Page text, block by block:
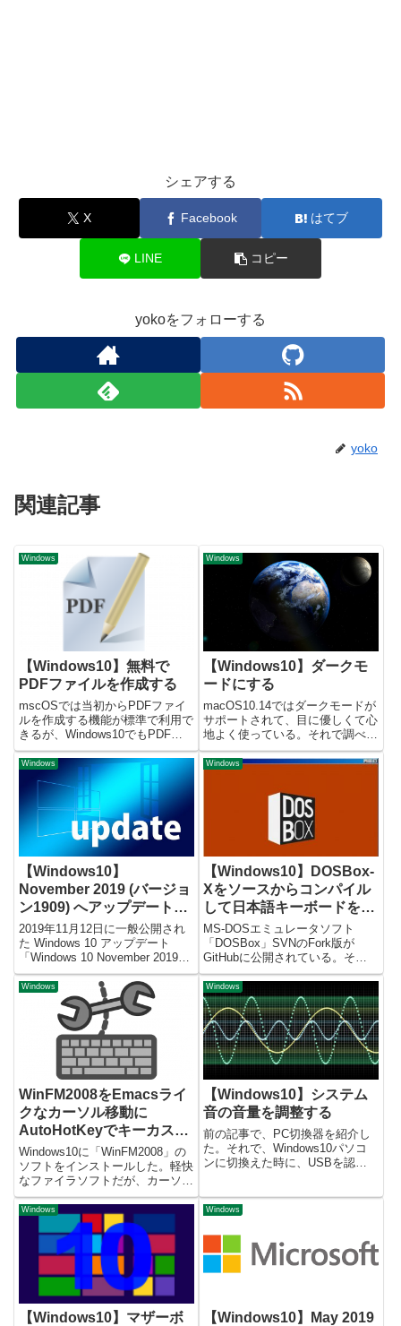
シェアする
X Facebook はてブ
LINE コピー
yokoをフォローする
yoko
関連記事
Windows
【Windows10】無料で
PDFファイルを作成する
mscOSでは当初からPDFファイ
ルを作成する機能が標準で利用で
きるが、Windows10でもPDFフ
ァイル作成する機能が標準でサポ
ートされていたので備忘録を残
す。プリンタをPDF印刷に設定下
記のように印刷設定で送信先に
「Microsoft...
Windows
【Windows10】ダークモ
ードにする
macOS10.14ではダークモードが
サポートされて、目に優しくて心
地よく使っている。それで調べて
みると、Windows10でも黒色基
調の画面に出来る事がわかったの
色設定の変更メニューバー > 設
Windows
【Windows10】
November 2019 (バージョ
ン1909) へアップデート手
順
2019年11月12日に一般公開され
た Windows 10 アップデート
「Windows 10 November 2019
Update（バージョン 1909）」
へ、アップデートしたので備忘録
を残す。アップグレード手順今回
のアップグレード...
Windows
【Windows10】DOSBox-
Xをソースからコンパイル
して日本語キーボードを使
う
MS-DOSエミュレータソフト
「DOSBox」SVNのFork版が
GitHubに公開されている。それ
をWindows10(64bit)上でコンパイ
ルして日本語キーボードが使える
ようにしたので備忘録を残す。コ
ンパイル環境の準備コンパイル
は、m...
Windows
WinFM2008をEmacsライ
クなカーソル移動に
AutoHotKeyでキーカスタ
マイズ
Windows10に「WinFM2008」の
ソフトをインストールした。軽快
なファイラソフトだが、カーソル
移動もEmacsライクなキー操作
にしたい。だが、WinFM2008に
装備のキーカスタマイズ機能で
は、カーソル移動はカスタマイズ
できなかっ...
Windows
【Windows10】システム
音の音量を調整する
前の記事で、PC切換器を紹介し
た。それで、Windows10パソコ
ンに切換えた時に、USBを認識
システム音を鳴らないようにした
ので備忘録を残す。システム音の
調整スタートメニューの右...
Windows
【Windows10】マザーボ
Windows
【Windows10】May 2019